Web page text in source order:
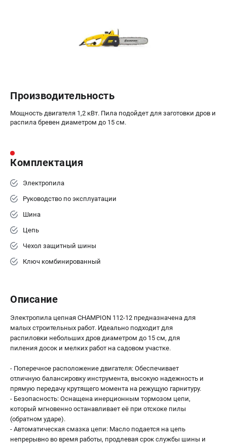
Производительность
Мощность двигателя 1,2 кВт. Пила подойдет для заготовки дров и
распила бревен диаметром до 15 см.
Комплектация
Электропила
Руководство по эксплуатации
Шина
Цепь
Чехол защитный шины
Ключ комбинированный
Описание
Электропила цепная CHAMPION 112-12 предназначена для
малых строительных работ. Идеально подходит для
распиловки небольших дров диаметром до 15 см, для
пиления досок и мелких работ на садовом участке.
- Поперечное расположение двигателя: Обеспечивает
отличную балансировку инструмента, высокую надежность и
прямую передачу крутящего момента на режущую гарнитуру.
- Безопасность: Оснащена инерционным тормозом цепи,
который мгновенно останавливает её при отскоке пилы
(обратном ударе).
- Автоматическая смазка цепи: Масло подается на цепь
непрерывно во время работы, продлевая срок службы шины и